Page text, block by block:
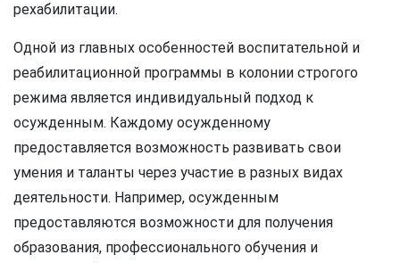
рехабилитации.
Одной из главных особенностей воспитательной и
реабилитационной программы в колонии строгого
режима является индивидуальный подход к
осужденным. Каждому осужденному
предоставляется возможность развивать свои
умения и таланты через участие в разных видах
деятельности. Например, осужденным
предоставляются возможности для получения
образования, профессионального обучения и